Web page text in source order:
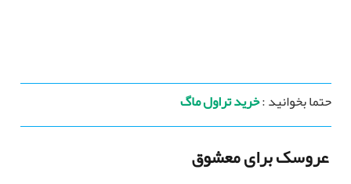
حتما بخوانید :خرید تراول ماگ
عروسک برای معشوق